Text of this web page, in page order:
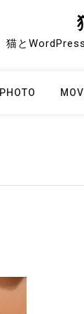
猫と
PHOTO